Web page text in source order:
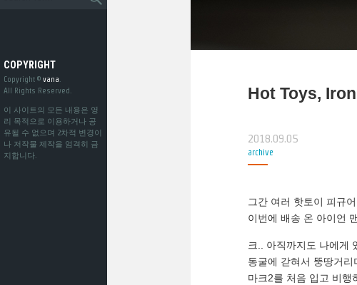
COPYRIGHT
Copyright © vana
All Rights Reserved.
이 사이트의 모든 내용은 영
리 목적으로 이용하거나 공
유될 수 없으며 2차적 변경이
나 저작물 제작을 엄격히 금
지합니다.
Hot Toys,
2018.09.05
archive
그간 여러 핫토이 피규
이번에 배송 온 아이언
크.. 아직까지도 나에게
동굴에 갇혀서 뚱땅거
마크2를 처음 입고 비행